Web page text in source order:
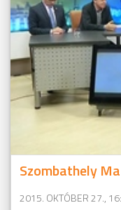
Szombathely
2015. OKTÓBER 27.,